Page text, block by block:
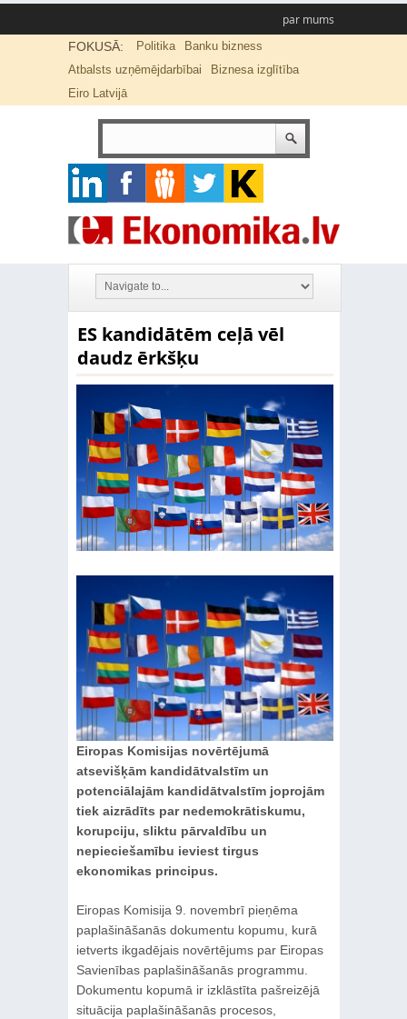
par mums
FOKUSĀ: Politika
Banku bizness
Atbalsts uzņēmējdarbībai
Biznesa izglītība
Eiro Latvijā
ES kandidātēm ceļā vēl
daudz ērkšķu
Eiropas Komisijas novērtējumā
atsevišķām kandidātvalstīm un
potenciālajām kandidātvalstīm joprojām
tiek aizrādīts par nedemokrātiskumu,
korupciju, sliktu pārvaldību un
nepieciešamību ieviest tirgus
ekonomikas principus.
Eiropas Komisija 9. novembrī pieņēma
paplašināšanās dokumentu kopumu, kurā
ietverts ikgadējais novērtējums par Eiropas
Savienības paplašināšanās programmu.
Dokumentu kopumā ir izklāstīta pašreizējā
situācija paplašināšanās procesos,